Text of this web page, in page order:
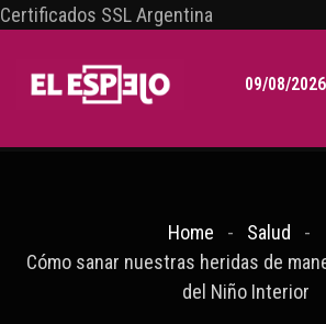
Certificados SSL Argentina
09/08/2026
Home
Salud
Cómo sanar nuestras heridas de
del Niño Interior